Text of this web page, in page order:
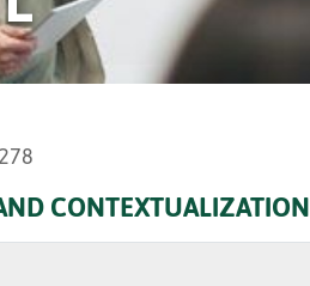
CONTEXTUALIZATION